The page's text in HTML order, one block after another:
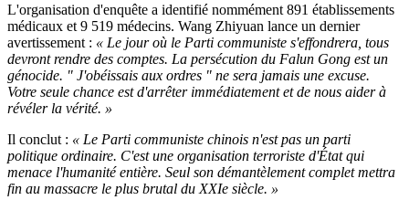
L'organisation d'enquête a identifié nommément 891 établissements
médicaux et 9 519 médecins. Wang Zhiyuan lance un dernier
avertissement : « Le jour où le Parti communiste s'effondrera, tous
devront rendre des comptes. La persécution du Falun Gong est un
génocide. " J'obéissais aux ordres " ne sera jamais une excuse.
Votre seule chance est d'arrêter immédiatement et de nous aider à
révéler la vérité. »
Il conclut : « Le Parti communiste chinois n'est pas un parti
politique ordinaire. C'est une organisation terroriste d'État qui
menace l'humanité entière. Seul son démantèlement complet mettra
fin au massacre le plus brutal du XXIe siècle. »